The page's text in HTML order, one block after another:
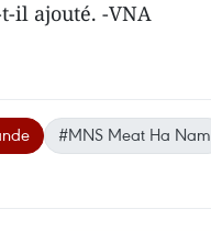
il ajouté. -VNA
#MNS Meat Ha Nam